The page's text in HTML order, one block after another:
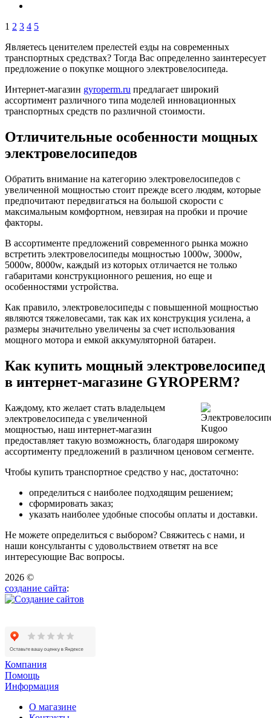
1 2 3 4 5
Являетесь ценителем прелестей езды на современных
транспортных средствах? Тогда Вас определенно заинтересует
предложение о покупке мощного электровелосипеда.
Интернет-магазин gyroperm.ru предлагает широкий
ассортимент различного типа моделей инновационных
транспортных средств по различной стоимости.
Отличительные особенности мощных
электровелосипедов
Обратить внимание на категорию электровелосипедов с
увеличенной мощностью стоит прежде всего людям, которые
предпочитают передвигаться на большой скорости с
максимальным комфортном, невзирая на пробки и прочие
факторы.
В ассортименте предложений современного рынка можно
встретить электровелосипеды мощностью 1000w, 3000w,
5000w, 8000w, каждый из которых отличается не только
габаритами конструкционного решения, но еще и
особенностями устройства.
Как правило, электровелосипеды с повышенной мощностью
являются тяжеловесами, так как их конструкция усилена, а
размеры значительно увеличены за счет использования
мощного мотора и емкой аккумуляторной батареи.
Как купить мощный электровелосипед
в интернет-магазине GYROPERM?
Каждому, кто желает стать владельцем
электровелосипеда с увеличенной
мощностью, наш интернет-магазин
предоставляет такую возможность, благодаря широкому
ассортименту предложений в различном ценовом сегменте.
Чтобы купить транспортное средство у нас, достаточно:
определиться с наиболее подходящим решением;
сформировать заказ;
указать наиболее удобные способы оплаты и доставки.
Не можете определиться с выбором? Свяжитесь с нами, и
наши консультанты с удовольствием ответят на все
интересующие Вас вопросы.
2026 ©
создание сайта:
Компания
Помощь
Информация
О магазине